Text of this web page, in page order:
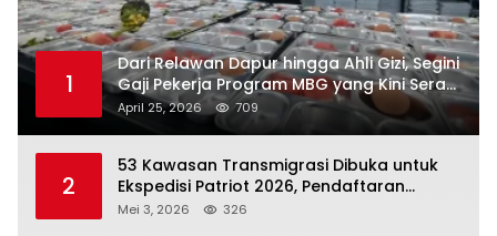
1
Dari Relawan Dapur hingga Ahli Gizi, Segini
Gaji Pekerja Program MBG yang Kini Serap
Hampir Sejuta Tenaga Kerja
April 25, 2026 709
2
53 Kawasan Transmigrasi Dibuka untuk
Ekspedisi Patriot 2026, Pendaftaran
Ditutup 21 Mei
Mei 3, 2026 326